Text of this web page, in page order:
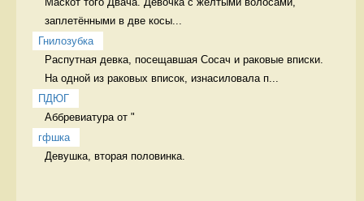
заплетёнными в две косы...
Гнилозубка
Распутная девка, посещавшая Сосач и раковые вписки.
На одной из раковых вписок, изнасиловала п...
ПДЮГ
Аббревиатура от "
гфшка
Девушка, вторая половинка.